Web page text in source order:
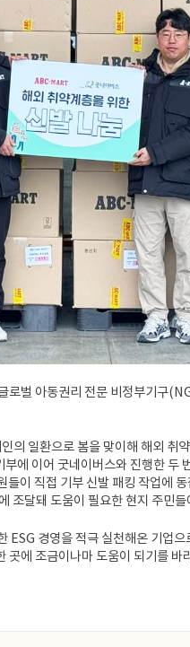
벌 아동권리 전문 비정부기구
의 일환으로 봄을 맞이해 해외 취
에 이어 굿네이버스와 진행한 두
이 직접 기부 신발 패킹 작업에
조달돼 도움이 필요한 현지 주민
ESG 경영을 적극 실천해온 기업
곳에 조금이나마 도움이 되기를